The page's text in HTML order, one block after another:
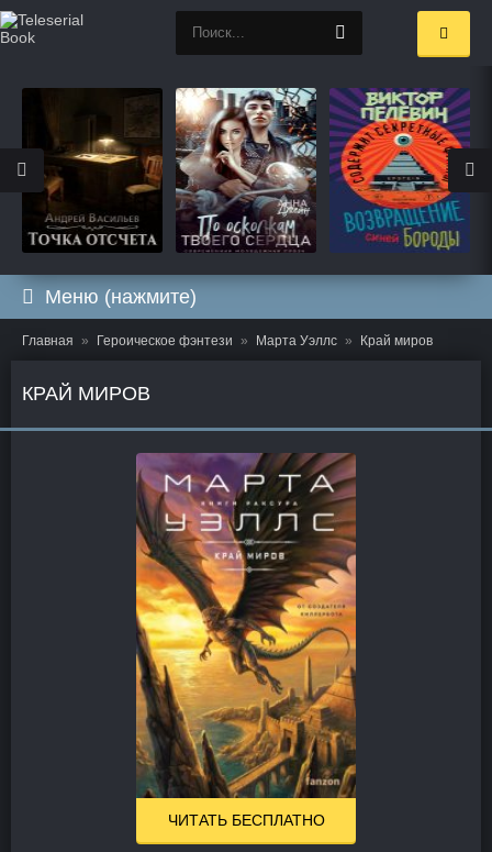
Меню (нажмите)
Главная Героическое фэнтези Марта Уэллс Край миров
КРАЙ МИРОВ
ЧИТАТЬ БЕСПЛАТНО